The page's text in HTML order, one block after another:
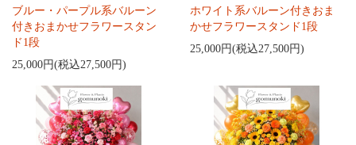
ブルー・パープル系バルーン
付きおまかせフラワースタン
ド1段
25,000円(税込27,500円)
ホワイト系バルーン付きおま
かせフラワースタンド1段
25,000円(税込27,500円)